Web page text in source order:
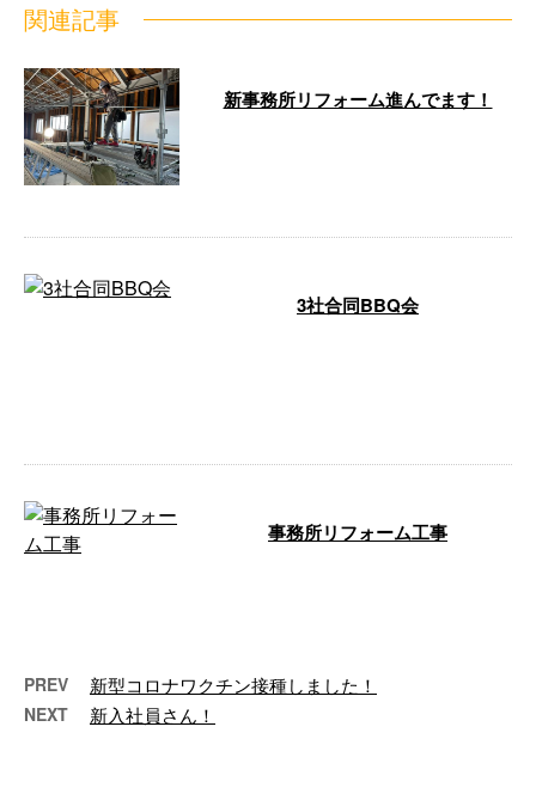
関連記事
新事務所リフォーム進んでます！
3社合同BBQ会
事務所リフォーム工事
PREV 新型コロナワクチン接種しました！
NEXT 新入社員さん！